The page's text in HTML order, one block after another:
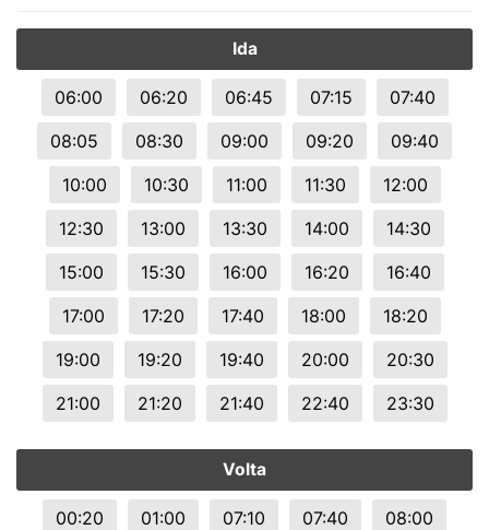
Ida
06:00 06:20 06:45 07:15
07:40
08:05
08:30 09:00 09:20
09:40
10:00
10:30 11:00 11:30
12:00
12:30
13:00 13:30 14:00
14:30
15:00
15:30 16:00 16:20
16:40
17:00
17:20 17:40 18:00
18:20
19:00
19:20 19:40 20:00
20:30
21:00
21:20 21:40 22:40 23:30
Volta
00:20 01:00 07:10 07:40 08:00